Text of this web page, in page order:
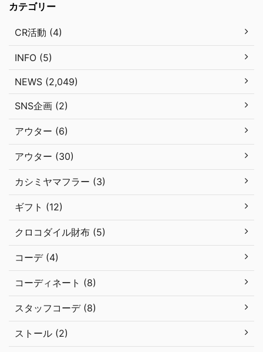
カテゴリー
CR活動 (4)
INFO (5)
NEWS (2,049)
SNS企画 (2)
アウター (6)
アウター (30)
カシミヤマフラー (3)
ギフト (12)
クロコダイル財布 (5)
コーデ (4)
コーディネート (8)
スタッフコーデ (8)
ストール (2)